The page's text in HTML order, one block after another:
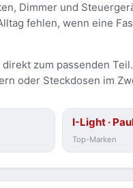
Dimmer und
fehlen, wenn eine
zum passenden
oder Steckdosen im
I-Light ·
Top-Marken